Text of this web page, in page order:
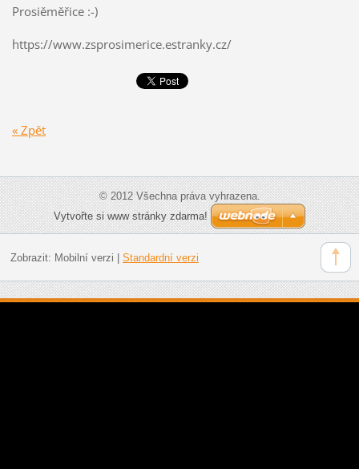
Prosiěměřice :-)
https://www.zsprosimerice.estranky.cz/
« Zpět
© 2012 Všechna práva vyhrazena.
Vytvořte si www stránky zdarma!
Zobrazit: Mobilní verzi Standardní verzi